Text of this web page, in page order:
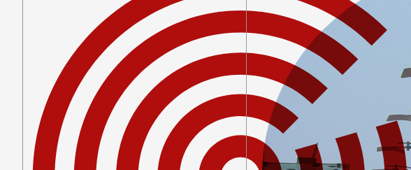
Nuestro papel en el
sector
Nuestra Actuación
Países Participantes
Encuentros
Iberoamericanos de
Museos
Observatorio
Iberoamericano de
Museos
Educación
Patrimonio